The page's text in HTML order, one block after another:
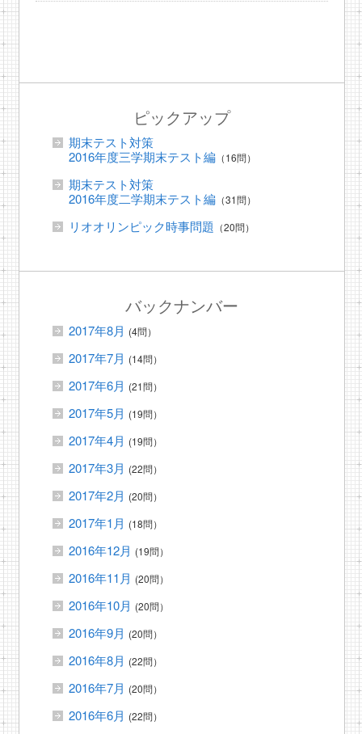
ピックアップ
期末テスト対策
2016年度三学期末テスト編（16問）
期末テスト対策
2016年度二学期末テスト編（31問）
リオオリンピック時事問題 （20問）
バックナンバー
2017年8月 (4問）
2017年7月 (14問）
2017年6月 (21問）
2017年5月 (19問）
2017年4月 (19問）
2017年3月 (22問）
2017年2月 (20問）
2017年1月 (18問）
2016年12月 (19問）
2016年11月 (20問）
2016年10月 (20問）
2016年9月 (20問）
2016年8月 (22問）
2016年7月 (20問）
2016年6月 (22問）